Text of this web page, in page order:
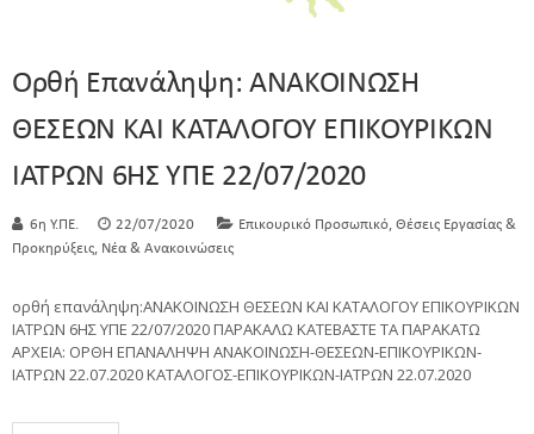
Ορθή Επανάληψη: ΑΝΑΚΟΙΝΩΣΗ
ΘΕΣΕΩΝ ΚΑΙ ΚΑΤΑΛΟΓΟΥ ΕΠΙΚΟΥΡΙΚΩΝ
ΙΑΤΡΩΝ 6ΗΣ ΥΠΕ 22/07/2020
6η Υ.ΠΕ. 22/07/2020 Επικουρικό Προσωπικό, Θέσεις Εργασίας &
Προκηρύξεις, Νέα & Ανακοινώσεις
ορθή επανάληψη:ΑΝΑΚΟΙΝΩΣΗ ΘΕΣΕΩΝ ΚΑΙ ΚΑΤΑΛΟΓΟΥ ΕΠΙΚΟΥΡΙΚΩΝ
ΙΑΤΡΩΝ 6ΗΣ ΥΠΕ 22/07/2020 ΠΑΡΑΚΑΛΩ ΚΑΤΕΒΑΣΤΕ ΤΑ ΠΑΡΑΚΑΤΩ
ΑΡΧΕΙΑ: ΟΡΘΗ ΕΠΑΝΑΛΗΨΗ ΑΝΑΚΟΙΝΩΣΗ-ΘΕΣΕΩΝ-ΕΠΙΚΟΥΡΙΚΩΝ-
ΙΑΤΡΩΝ 22.07.2020 ΚΑΤΑΛΟΓΟΣ-ΕΠΙΚΟΥΡΙΚΩΝ-ΙΑΤΡΩΝ 22.07.2020